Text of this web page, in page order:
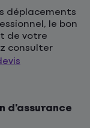
déplacements
le bon
de votre
consulter
d’assurance